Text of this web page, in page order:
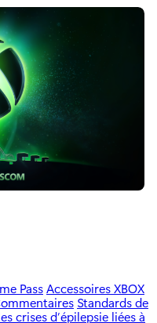
PassAccessoires XBOX
Standards de
crises d’épilepsie liées à